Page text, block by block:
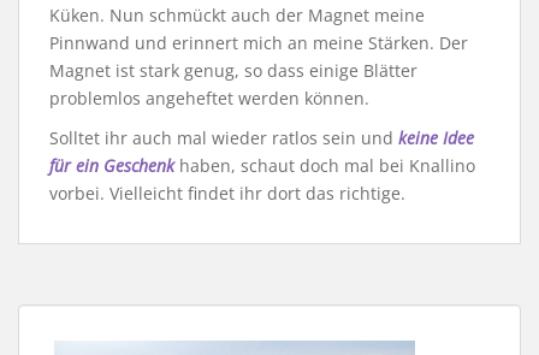
Küken. Nun schmückt auch der Magnet meine
Pinnwand und erinnert mich an meine Stärken. Der
Magnet ist stark genug, so dass einige Blätter
problemlos angeheftet werden können.
Solltet ihr auch mal wieder ratlos sein und keine Idee
für ein Geschenkhaben, schaut doch mal bei Knallino
vorbei. Vielleicht findet ihr dort das richtige.